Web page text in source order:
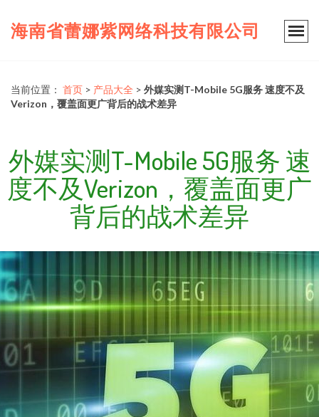
海南省蕾娜紫网络科技有限公司
当前位置： 首页 > 产品大全 > 外媒实测T-Mobile 5G服务 速度不及
Verizon，覆盖面更广背后的战术差异
外媒实测T-Mobile 5G服务 速
度不及Verizon，覆盖面更广
背后的战术差异